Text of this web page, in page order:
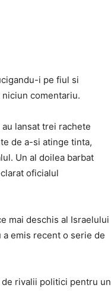
i pe fiul si
comentariu.
lansat trei rachete
de a-si atinge tinta,
Un al doilea barbat
oficialul
mai deschis al Israelului
emis recent o serie de
rivalii politici pentru un